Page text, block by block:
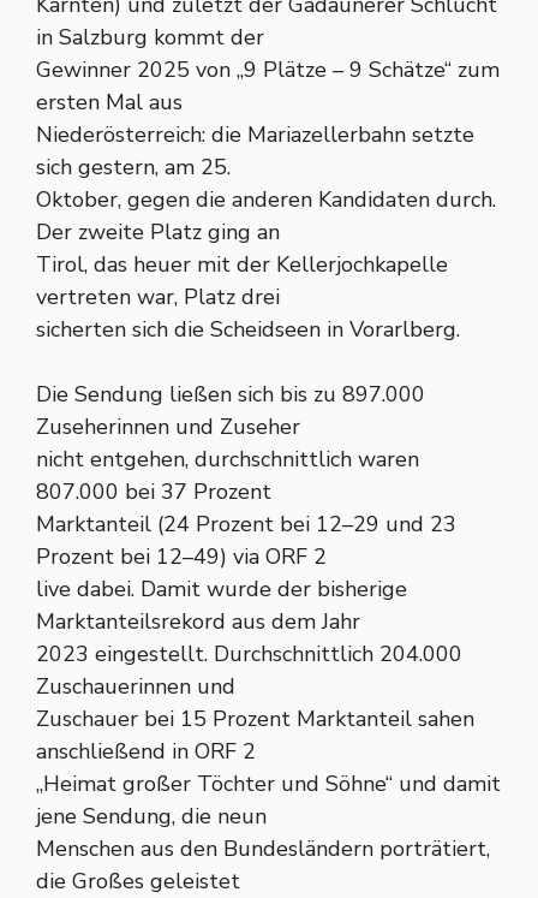
in Salzburg kommt der
Gewinner 2025 von „9 Plätze – 9 Schätze“ zum
ersten Mal aus
Niederösterreich: die Mariazellerbahn setzte
sich gestern, am 25.
Oktober, gegen die anderen Kandidaten durch.
Der zweite Platz ging an
Tirol, das heuer mit der Kellerjochkapelle
vertreten war, Platz drei
sicherten sich die Scheidseen in Vorarlberg.
Die Sendung ließen sich bis zu 897.000
Zuseherinnen und Zuseher
nicht entgehen, durchschnittlich waren
807.000 bei 37 Prozent
Marktanteil (24 Prozent bei 12–29 und 23
Prozent bei 12–49) via ORF 2
live dabei. Damit wurde der bisherige
Marktanteilsrekord aus dem Jahr
2023 eingestellt. Durchschnittlich 204.000
Zuschauerinnen und
Zuschauer bei 15 Prozent Marktanteil sahen
anschließend in ORF 2
„Heimat großer Töchter und Söhne“ und damit
jene Sendung, die neun
Menschen aus den Bundesländern porträtiert,
die Großes geleistet